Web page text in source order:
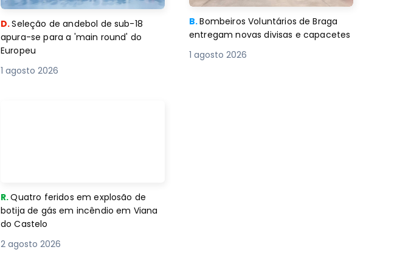
D.Seleção de andebol de sub-18
apura-se para a 'main round' do
Europeu
1 agosto 2026
B.Bombeiros Voluntários de Braga
entregam novas divisas e capacetes
1 agosto 2026
R.Quatro feridos em explosão de
botija de gás em incêndio em Viana
do Castelo
2 agosto 2026